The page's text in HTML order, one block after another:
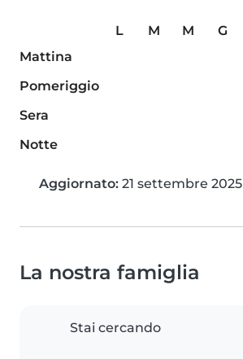
L M M G
Mattina
Pomeriggio
Sera
Notte
Aggiornato: 21 settembre 2025
La nostra famiglia
Stai cercando